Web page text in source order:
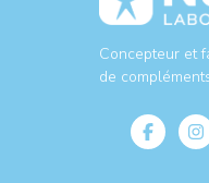
Concepteur et
de